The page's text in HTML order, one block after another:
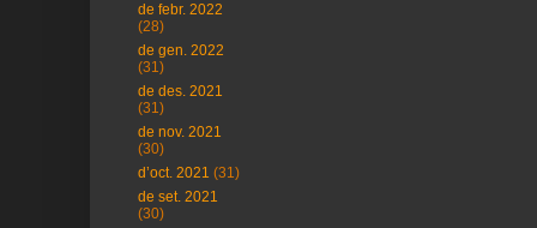
de febr. 2022
(28)
de gen. 2022
(31)
de des. 2021
(31)
de nov. 2021
(30)
d’oct. 2021 (31)
de set. 2021
(30)